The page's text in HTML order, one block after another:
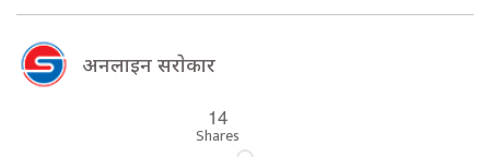
अनलाइन सराेकार
14
Shares